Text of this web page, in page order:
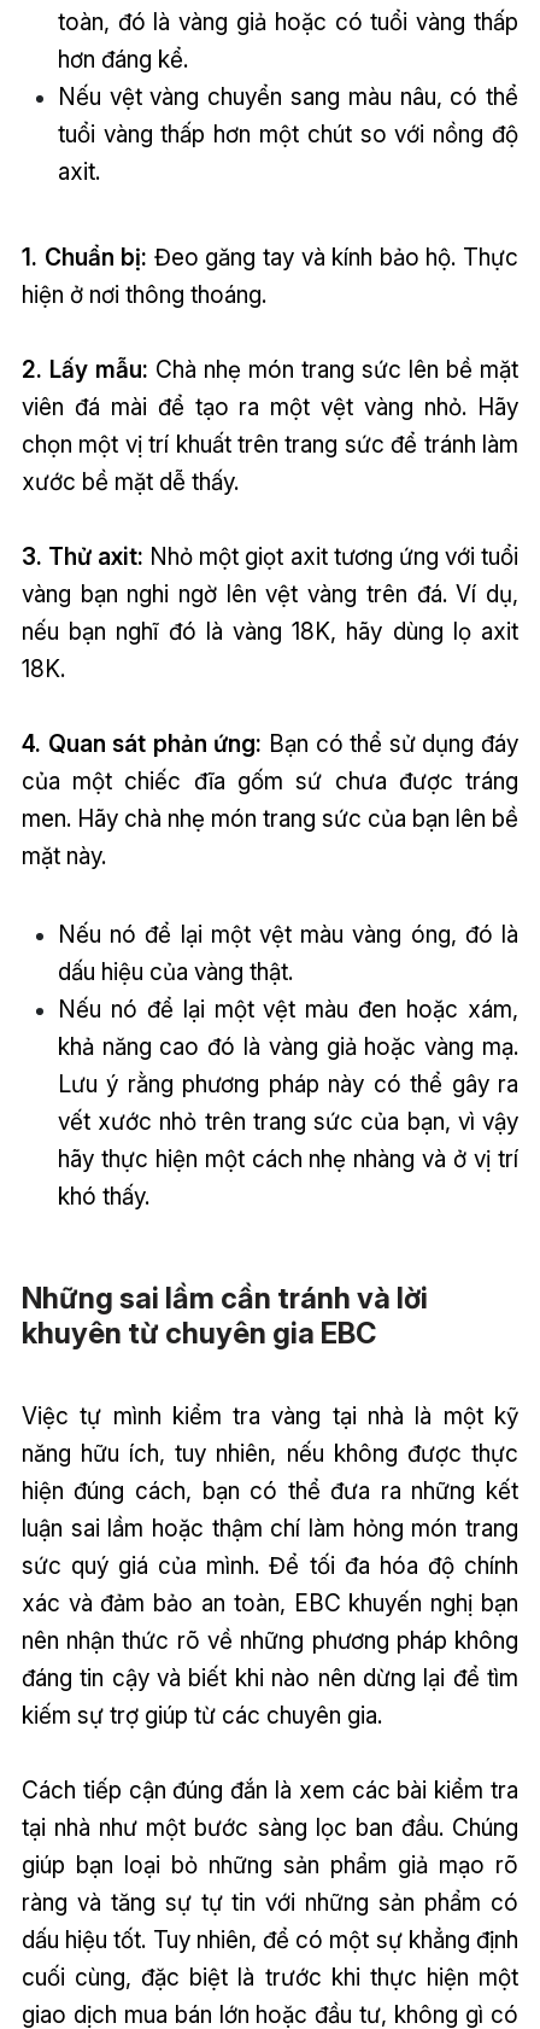
toàn, đó là vàng giả hoặc có tuổi vàng thấp
hơn đáng kể.
Nếu vệt vàng chuyển sang màu nâu, có thể
tuổi vàng thấp hơn một chút so với nồng độ
axit.
1. Chuẩn bị: Đeo găng tay và kính bảo hộ. Thực
hiện ở nơi thông thoáng.
2. Lấy mẫu: Chà nhẹ món trang sức lên bề mặt
viên đá mài để tạo ra một vệt vàng nhỏ. Hãy
chọn một vị trí khuất trên trang sức để tránh làm
xước bề mặt dễ thấy.
3. Thử axit: Nhỏ một giọt axit tương ứng với tuổi
vàng bạn nghi ngờ lên vệt vàng trên đá. Ví dụ,
nếu bạn nghĩ đó là vàng 18K, hãy dùng lọ axit
18K.
4. Quan sát phản ứng: Bạn có thể sử dụng đáy
của một chiếc đĩa gốm sứ chưa được tráng
men. Hãy chà nhẹ món trang sức của bạn lên bề
mặt này.
Nếu nó để lại một vệt màu vàng óng, đó là
dấu hiệu của vàng thật.
Nếu nó để lại một vệt màu đen hoặc xám,
khả năng cao đó là vàng giả hoặc vàng mạ.
Lưu ý rằng phương pháp này có thể gây ra
vết xước nhỏ trên trang sức của bạn, vì vậy
hãy thực hiện một cách nhẹ nhàng và ở vị trí
khó thấy.
Những sai lầm cần tránh và lời
khuyên từ chuyên gia EBC
Việc tự mình kiểm tra vàng tại nhà là một kỹ
năng hữu ích, tuy nhiên, nếu không được thực
hiện đúng cách, bạn có thể đưa ra những kết
luận sai lầm hoặc thậm chí làm hỏng món trang
sức quý giá của mình. Để tối đa hóa độ chính
xác và đảm bảo an toàn, EBC khuyến nghị bạn
nên nhận thức rõ về những phương pháp không
đáng tin cậy và biết khi nào nên dừng lại để tìm
kiếm sự trợ giúp từ các chuyên gia.
Cách tiếp cận đúng đắn là xem các bài kiểm tra
tại nhà như một bước sàng lọc ban đầu. Chúng
giúp bạn loại bỏ những sản phẩm giả mạo rõ
ràng và tăng sự tự tin với những sản phẩm có
dấu hiệu tốt. Tuy nhiên, để có một sự khẳng định
cuối cùng, đặc biệt là trước khi thực hiện một
giao dịch mua bán lớn hoặc đầu tư, không gì có